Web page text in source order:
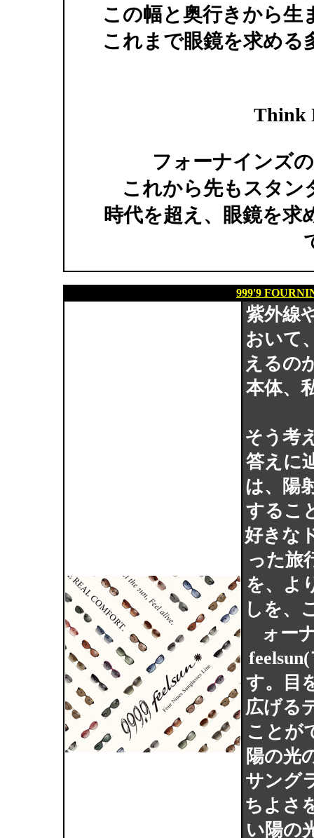
この幅と奥行きから生
これまで眼鏡を求める
Think
フォーナインズ
これから先もスタン
時代を超え、眼鏡を
999'9
紫外線
おいて
えるの
本体、
そう考
答えに
は、陽
するこ
好きな
った旅
を、よ
しを、
ォー
す。目
広げる
ことが
陽の光
サング
ちよさ
い陽の